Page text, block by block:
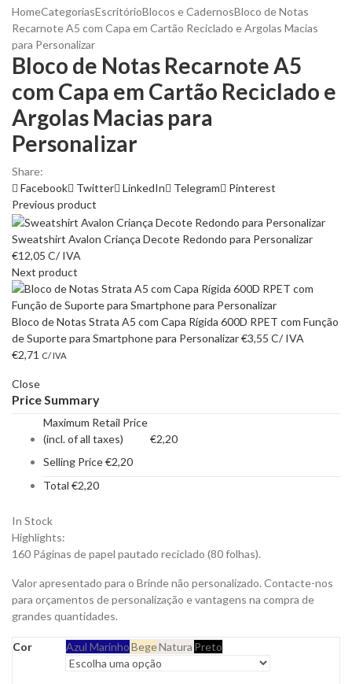
HomeCategoriasEscritórioBlocos e CadernosBloco de Notas
Recarnote A5 com Capa em Cartão Reciclado e Argolas Macias
para Personalizar
Bloco de Notas Recarnote A5
com Capa em Cartão Reciclado e
Argolas Macias para
Personalizar
Share:
Facebook
Twitter LinkedIn Telegram
Pinterest
Previous product
Sweatshirt Avalon Criança Decote Redondo para Personalizar
€12,05 C/ IVA
Next product
Bloco de Notas Strata A5 com Capa Rígida 600D RPET com Função
de Suporte para Smartphone para Personalizar€3,55 C/ IVA
€2,71 C/ IVA
Close
Price Summary
Maximum Retail Price
(incl. of all taxes)
€2,20
Selling Price€2,20
Total €2,20
In Stock
Highlights:
160 Páginas de papel pautado reciclado (80 folhas).
Valor apresentado para o Brinde não personalizado. Contacte-nos
para orçamentos de personalização e vantagens na compra de
grandes quantidades.
Cor Azul MarinhoBegeNatura Preto